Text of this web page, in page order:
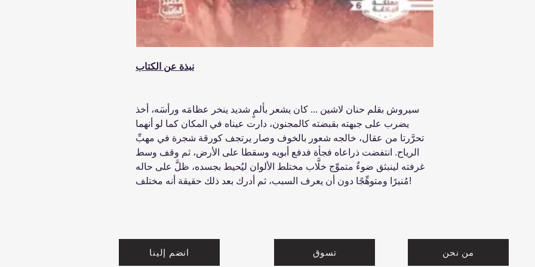
نبذة عن الكتاب
سيروش بقلم حنان لاشين ... كان يشعر بألمٍ شديد ينخر عظامَه ورأسَه، أخذ
يضرب على جبهته بقبضته كالمجنون، دارت عيناه في المكان كما لو أنهما
تحرَّرتا من عقال، خالجه شعور بالخوف وصار يرتجف كورقة شجرة في مهبِّ
الرياح. انتفضت ذراعاه فجأة فدفع أبويه وسقطا على الأرض، ثم وقف وسط
غرفته لينبثق ضوءٌ متموِّج خلَّاب مختلط الألوان ليُحيط بجسده، ظلَّ على حاله
مُنيرًا ومتوهِّجًا دون أن يعرف السبب، ثم أدرك بعد ذلك حقيقة أنه مختلف!
انضم إلينا تسوق من نحن